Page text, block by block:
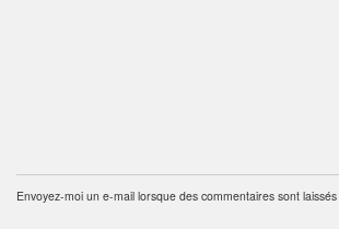
Envoyez-moi un e-mail lorsque des commentaires sont